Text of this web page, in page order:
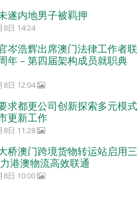
遂内地男子被羁押
8日 14:24
岑浩辉出席澳门法律工作者联
年 – 第四届架构成员就职典
8日 12:04
求都更公司创新探索多元模式
更新工作
8日 11:28
桥澳门跨境货物转运站启用三
港澳物流高效联通
8日 10:00